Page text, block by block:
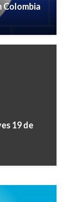
Colombia
19 de
de este